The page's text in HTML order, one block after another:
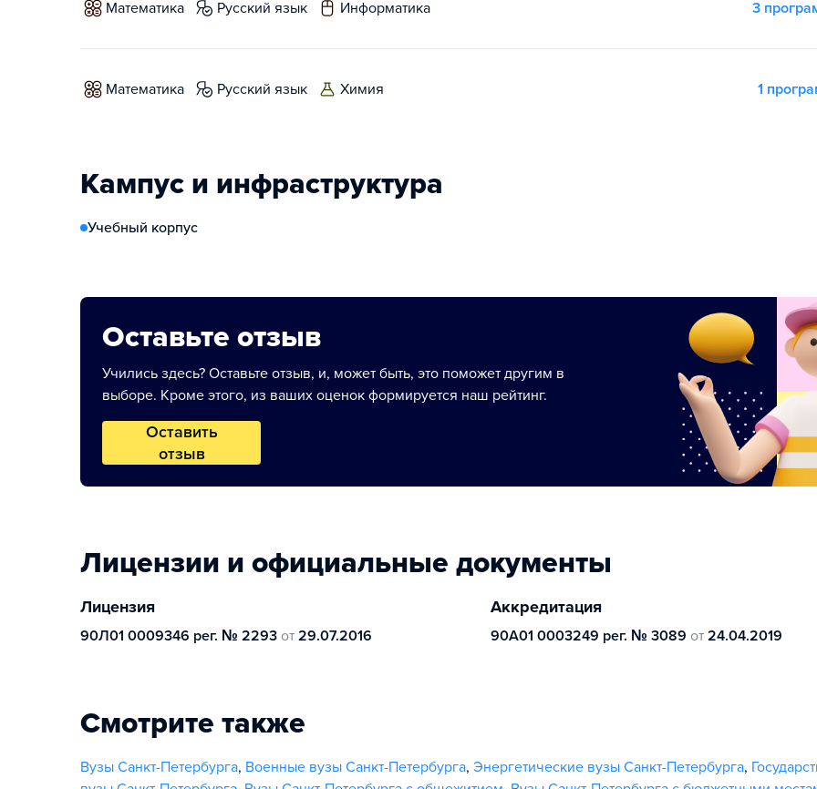
математика русский язык информатика 3
математика русский язык химия 1
Кампус и инфраструктура
Учебный корпус
Оставьте отзыв
Учились здесь? Оставьте отзыв, и, может быть, это поможет другим в
выборе. Кроме этого, из ваших оценок формируется наш рейтинг.
Оставить
отзыв
Лицензии и официальные документы
Лицензия
90Л01 0009346 рег. № 2293 от 29.07.2016
Аккредитация
90А01 0003249 рег. № 3089 от 24.04.2019
Смотрите также
Вузы Санкт-Петербурга, Военные вузы Санкт-Петербурга, Энергетические вузы Санкт-Петербурга,